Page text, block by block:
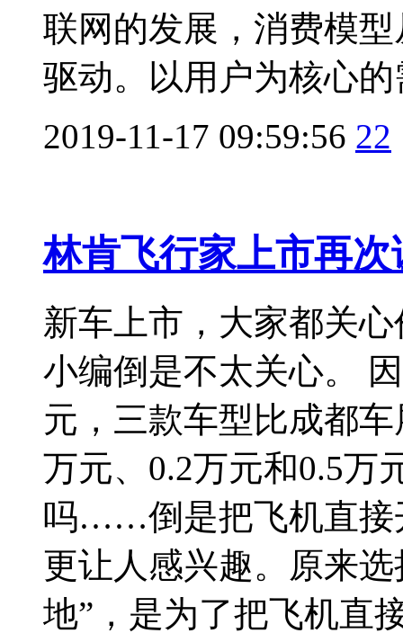
联网的发展，消费模
驱动。以用户为核心的
2019-11-17 09:59:56 22
林肯飞行家上市再
新车上市，大家都关
小编倒是不太关心。
元，三款车型比成都
万元、0.2万元和0.5万
吗……倒是把飞机直接
更让人感兴趣。原来
地”，是为了把飞机直